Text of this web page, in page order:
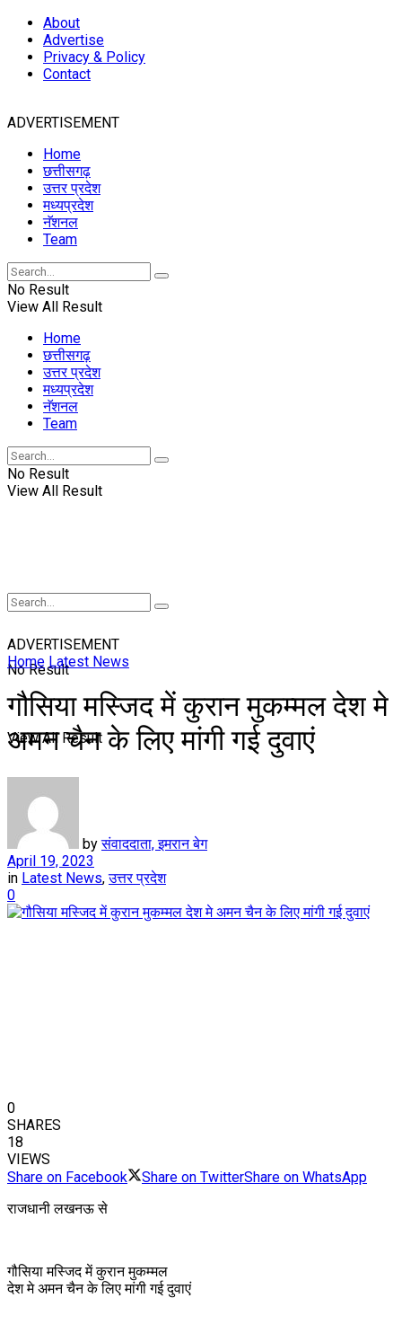
About
Advertise
Privacy & Policy
Contact
ADVERTISEMENT
Home
छत्तीसगढ़
उत्तर प्रदेश
मध्यप्रदेश
नॅशनल
Team
No Result
View All Result
Home
छत्तीसगढ़
उत्तर प्रदेश
मध्यप्रदेश
नॅशनल
Team
No Result
View All Result
No Result
View All Result
ADVERTISEMENT
Home Latest News
गौसिया मस्जिद में कुरान मुकम्मल देश मे
अमन चैन के लिए मांगी गई दुवाएं
by संवाददाता, इमरान बेग
April 19, 2023
in Latest News,उत्तर प्रदेश
0
0
SHARES
18
VIEWS
Share on Facebook
Share on TwitterShare on WhatsApp
राजधानी लखनऊ से
गौसिया मस्जिद में कुरान मुकम्मल
देश मे अमन चैन के लिए मांगी गई दुवाएं